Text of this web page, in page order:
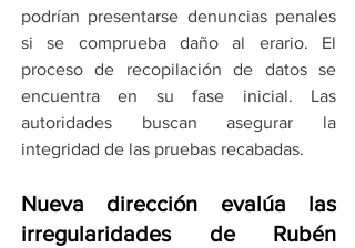
podrían presentarse denuncias penales
si se comprueba daño al erario. El
proceso de recopilación de datos se
encuentra en su fase inicial. Las
autoridades buscan asegurar la
integridad de las pruebas recabadas.
Nueva dirección evalúa las
irregularidades de Rubén